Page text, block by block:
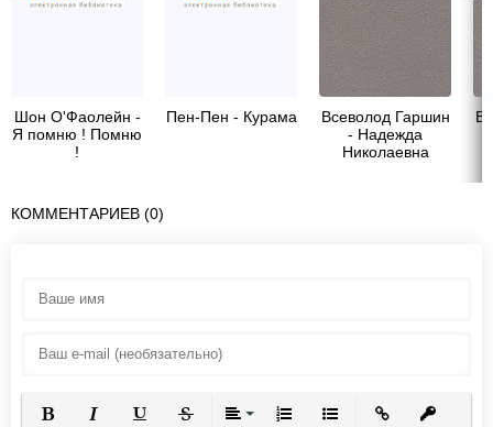
Шон О'Фаолейн -
Я помню ! Помню
!
Пен-Пен - Курама
Всеволод Гаршин
- Надежда
Николаевна
КОММЕНТАРИЕВ (0)